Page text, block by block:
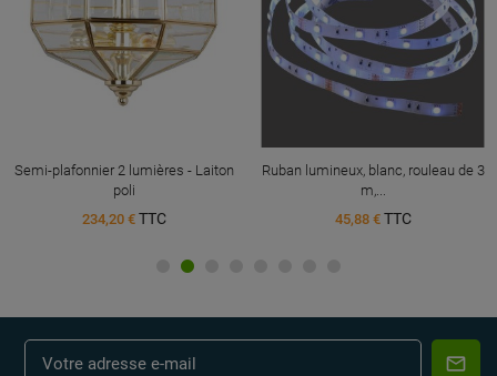
Semi-plafonnier 2 lumières - Laiton
poli
234,20 € TTC
Ruban lumineux, blanc, rouleau de 3
m,...
45,88 € TTC